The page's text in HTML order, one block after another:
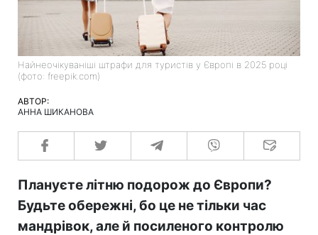
Найнеочікуваніші штрафи для туристів у Європі в 2025 році
(фото: freepik.com)
АВТОР:
АННА ШИКАНОВА
Плануєте літню подорож до Європи?
Будьте обережні, бо це не тільки час
мандрівок, але й посиленого контролю